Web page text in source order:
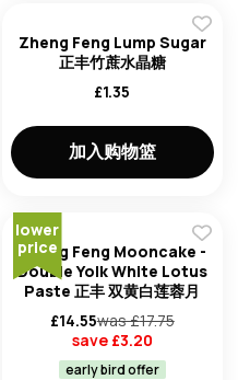
Zheng Feng Lump Sugar
正丰竹蔗水晶糖
£1.35
加入购物篮
lower
price
Zheng Feng Mooncake -
Double Yolk White Lotus
Paste 正丰 双黄白莲蓉月
£14.55was £17.75
save £3.20
early bird offer